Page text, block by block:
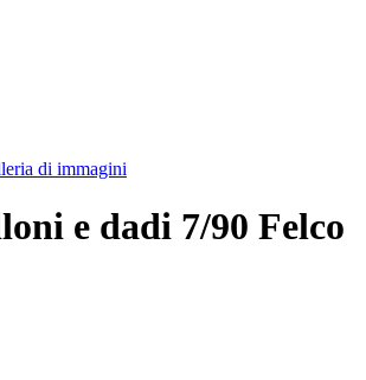
di immagini
e dadi 7/90 Felco